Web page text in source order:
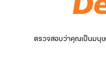
ตรวจสอบว่าคุณเป็นมนุษ